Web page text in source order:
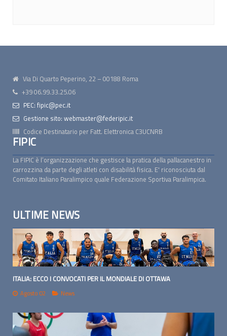
Via Di Quarto Peperino, 22 – 00188 Roma
+39 06.99.33.25.06
PEC: fipic@pec.it
Gestione sito: webmaster@federipic.it
Codice Destinatario per Fatt. Elettronica C3UCNRB
FIPIC
La FIPIC è l’organizzazione che gestisce la pratica della pallacanestro in
carrozzina da parte degli atleti con disabilità fisica. E' riconosciuta dal
Comitato Italiano Paralimpico quale Federazione Sportiva Paralimpica.
ULTIME NEWS
ITALIA: ECCO I CONVOCATI PER IL MONDIALE DI OTTAWA
Agosto 02 News